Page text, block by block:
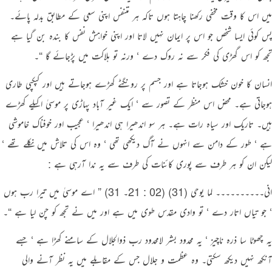
میں اس کا وقت مخفی رکھنا چاہتا ہوں تاکہ ہر متنفس اپنی سعی کے مطابق بدلہ پائے۔
پس کوئی ایسا شخص جو اس پر ایمان نہیں لاتا اور اپنی خواہش نفس کا بندہ بن گیا ہے
تجھ کو اس گھڑی کی فکر سے نہ روک دے ‘ ورنہ تو ہلاکت میں پڑجائے گا “۔
انسان کا خون خشک ہوجاتا ہے اور جسم پر رونگٹے کھڑے ہوجاتے ہیں اور کپکپی طاری
ہوجاتی ہے۔ محض اس منظر کے تصور سے ‘ ایک غیر آباد پہاڑی پر موسیٰ اکیلے کھڑے
ہیں۔ تاریک اور سیاہ رات ہے۔ ہر سو اندھیرا ہی اندھیرا ‘ عجیب اور خوفناک خاموشی
ہے ‘ طور کے دامن سے انہوں نے آگ دیکھی تھی ‘ وہ اس کی تلاش میں نکلے تھے ‘
لیکن ان کو ہر طرف سے پوری کائنات کی طرف سے یہ ندا آرہی ہے :
انی۔۔۔۔۔۔۔۔۔۔ لما یوحی (31) (02 : 21۔ 31) ” اے موسیٰ میں تیرا رب ہوں
‘ جو تیاں اتار دے ‘ تو وادی مقدس طوی میں ہے اور میں نے تجھ کو چن لیا ہے “۔
یہ چھوٹا سا ذرہ ناچیز ‘ یہ محدود بشر لامحدود رب ذوالجلال کے سامنے کھڑا ہے ‘ جسے
آنکھ نہیں دیکھ سکتی۔ وہ عظمت و جلال جس کے مقابلے میں یہ نظر آنے والی